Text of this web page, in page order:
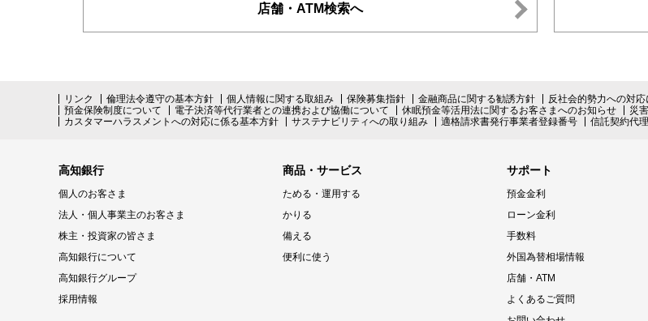
店舗・ATM検索へ
リンク 倫理法令遵守の基本方針 個人情報に関する取組み 保険募集指針 金融商品に関する勧誘方針 反社会的勢力への対
預金保険制度について
電子決済等代行業者との連携および協働について 休眠預金等活用法に関するお客さまへのお知らせ 災
カスタマーハラスメントへの対応に係る基本方針
サステナビリティへの取り組み 適格請求書発行事業者登録番号 信託契約代
高知銀行
個人のお客さま
法人・個人事業主のお客さま
株主・投資家の皆さま
高知銀行について
高知銀行グループ
採用情報
商品・サービス
ためる・運用する
かりる
備える
便利に使う
サポート
預金金利
ローン金利
手数料
外国為替相場情報
店舗・ATM
よくあるご質問